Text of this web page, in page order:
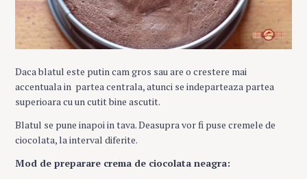
Daca blatul este putin cam gros sau are o crestere mai
accentuala in partea centrala, atunci se indeparteaza partea
superioara cu un cutit bine ascutit.
Blatul se pune inapoi in tava. Deasupra vor fi puse cremele de
ciocolata, la interval diferite.
Mod de preparare crema de ciocolata neagra: